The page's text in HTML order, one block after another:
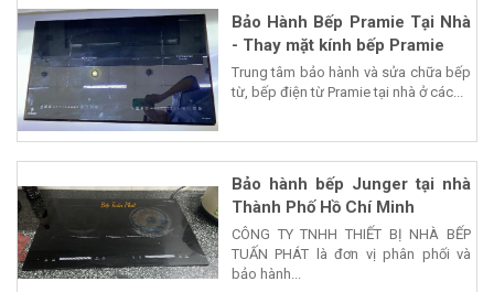
Bảo Hành Bếp Pramie Tại Nhà
- Thay mặt kính bếp Pramie
Trung tâm bảo hành và sửa chữa bếp
từ, bếp điện từ Pramie tại nhà ở các...
Bảo hành bếp Junger tại nhà
Thành Phố Hồ Chí Minh
CÔNG TY TNHH THIẾT BỊ NHÀ BẾP
TUẤN PHÁT là đơn vị phân phối và
bảo hành...